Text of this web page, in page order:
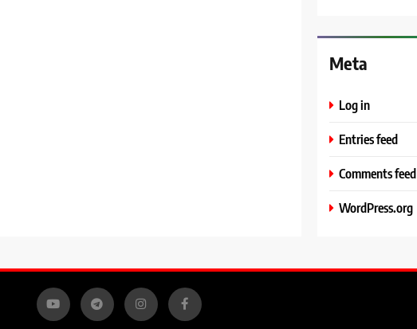
Meta
Log in
Entries feed
Comments feed
WordPress.org